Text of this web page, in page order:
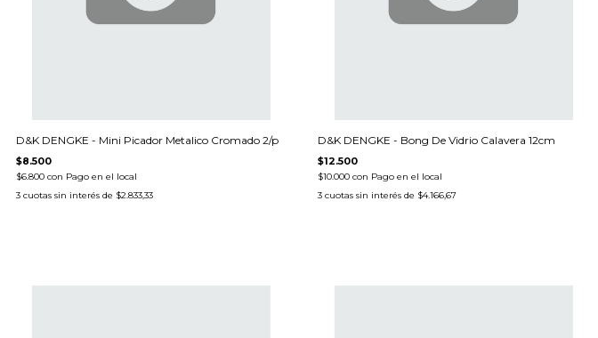
D&K DENGKE - Mini Picador Metalico Cromado 2/p
$8.500
$6.800 con Pago en el local
3 cuotas sin interés de $2.833,33
D&K DENGKE - Bong De Vidrio Calavera 12cm
$12.500
$10.000con Pago en el local
3 cuotas sin interés de $4.166,67